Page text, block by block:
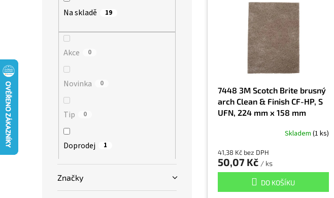
Na skladě 19
Akce 0
Novinka 0
Tip 0
Doprodej 1
Značky
7448 3M Scotch Brite brusný
arch Clean & Finish CF-HP, S
UFN, 224 mm x 158 mm
Skladem (1 ks)
41,38 Kč bez DPH
50,07 Kč / ks
DO KOŠÍKU